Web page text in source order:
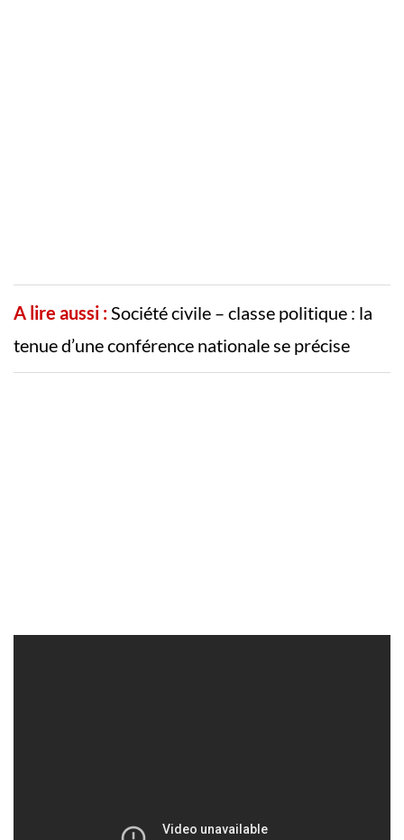
A lire aussi :Société civile – classe politique : la
tenue d’une conférence nationale se précise